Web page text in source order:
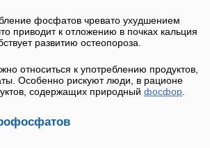
фосфатов чревато ухудшением
приводит к отложению в почках кальция
развитию остеопороза.
относиться к употреблению продуктов,
Особенно рискуют люди, в рационе
содержащих природный фосфор.